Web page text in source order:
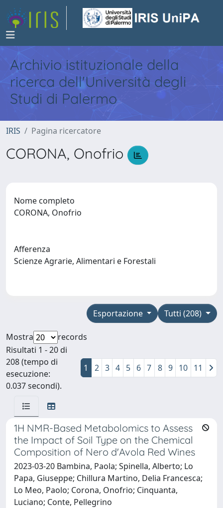
Archivio istituzionale della
ricerca dell'Università degli
Studi di Palermo
IRIS Pagina ricercatore
CORONA, Onofrio
Nome completo
CORONA, Onofrio
Afferenza
Scienze Agrarie, Alimentari e Forestali
Tutti (208)
Esportazione
Mostra
records
Risultati 1 - 20 di
208 (tempo di
esecuzione:
0.037 secondi).
1 2 3 4 5 6 7 8 9 10 11
1H NMR-Based Metabolomics to Assess
the Impact of Soil Type on the Chemical
Composition of Nero d'Avola Red Wines
2023-03-20 Bambina, Paola; Spinella, Alberto; Lo
Papa, Giuseppe; Chillura Martino, Delia Francesca;
Lo Meo, Paolo; Corona, Onofrio; Cinquanta,
Luciano; Conte, Pellegrino